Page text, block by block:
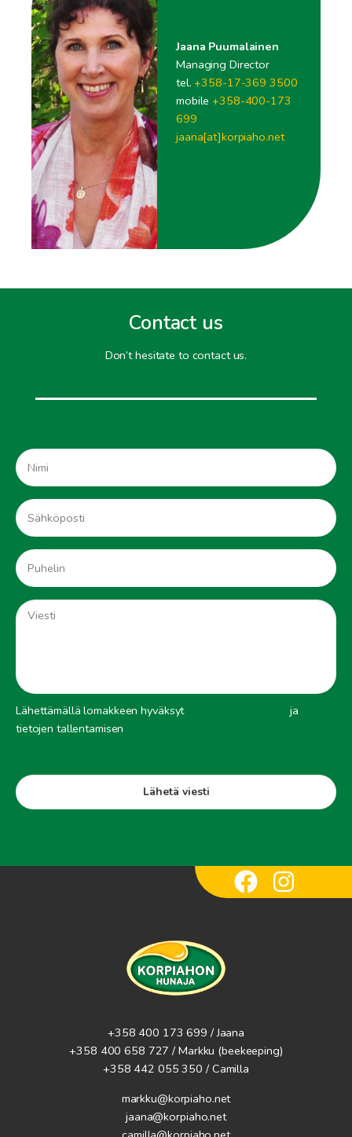
Jaana Puumalainen
Managing Director
tel.+358-17-369 3500
mobile+358-400-173
699
jaana[at]korpiaho.net
Contact us
Don’t hesitate to contact us.
Nimi
Sähköposti
Puhelin
Viesti
Lähettämällä lomakkeen hyväksyt
ja
tietojen tallentamisen
+358 400 173 699 / Jaana
+358 400 658 727 / Markku (beekeeping)
+358 442 055 350 / Camilla
markku@korpiaho.net
jaana@korpiaho.net